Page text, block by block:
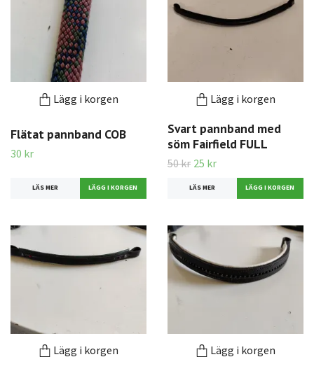
Lägg i korgen
Flätat pannband COB
30 kr
LÄS MER
Lägg i korgen
Svart pannband med
söm Fairfield FULL
50 kr 25 kr
LÄS MER
Lägg i korgen Lägg i korgen